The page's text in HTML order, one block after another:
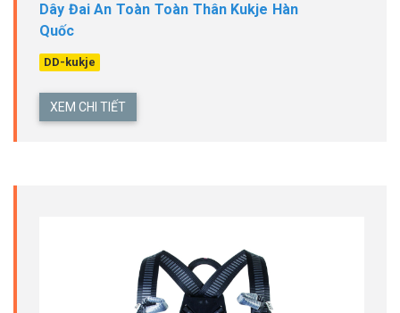
Dây Đai An Toàn Toàn Thân Kukje Hàn
Quốc
DD-kukje
XEM CHI TIẾT